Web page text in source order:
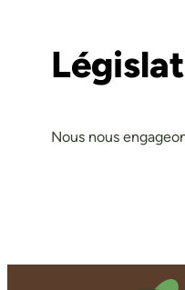
Nous nous